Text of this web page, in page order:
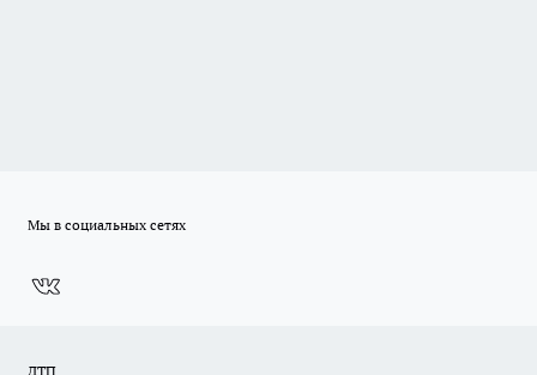
Мы в социальных сетях
ДТП